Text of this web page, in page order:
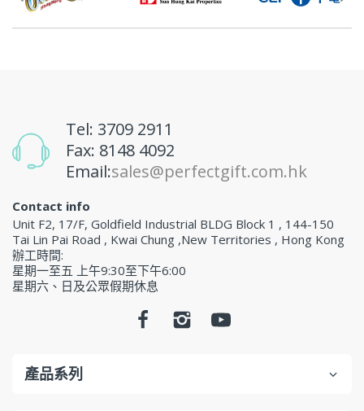
Tel: 3709 2911
Fax: 8148 4092
Email:sales@perfectgift.com.hk
Contact info
Unit F2, 17/F, Goldfield Industrial BLDG Block 1 , 144-150
Tai Lin Pai Road , Kwai Chung ,New Territories , Hong Kong
辦工時間:
星期一至五 上午9:30至下午6:00
星期六、日及公眾假期休息
產品系列